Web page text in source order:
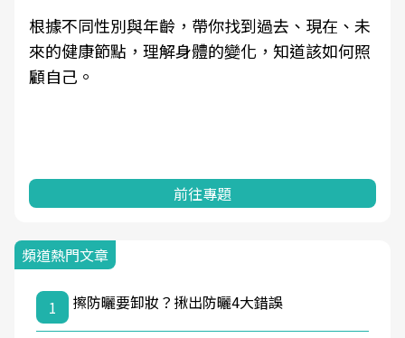
根據不同性別與年齡，帶你找到過去、現在、未
來的健康節點，理解身體的變化，知道該如何照
顧自己。
前往專題
頻道熱門文章
1 擦防曬要卸妝？揪出防曬4大錯誤